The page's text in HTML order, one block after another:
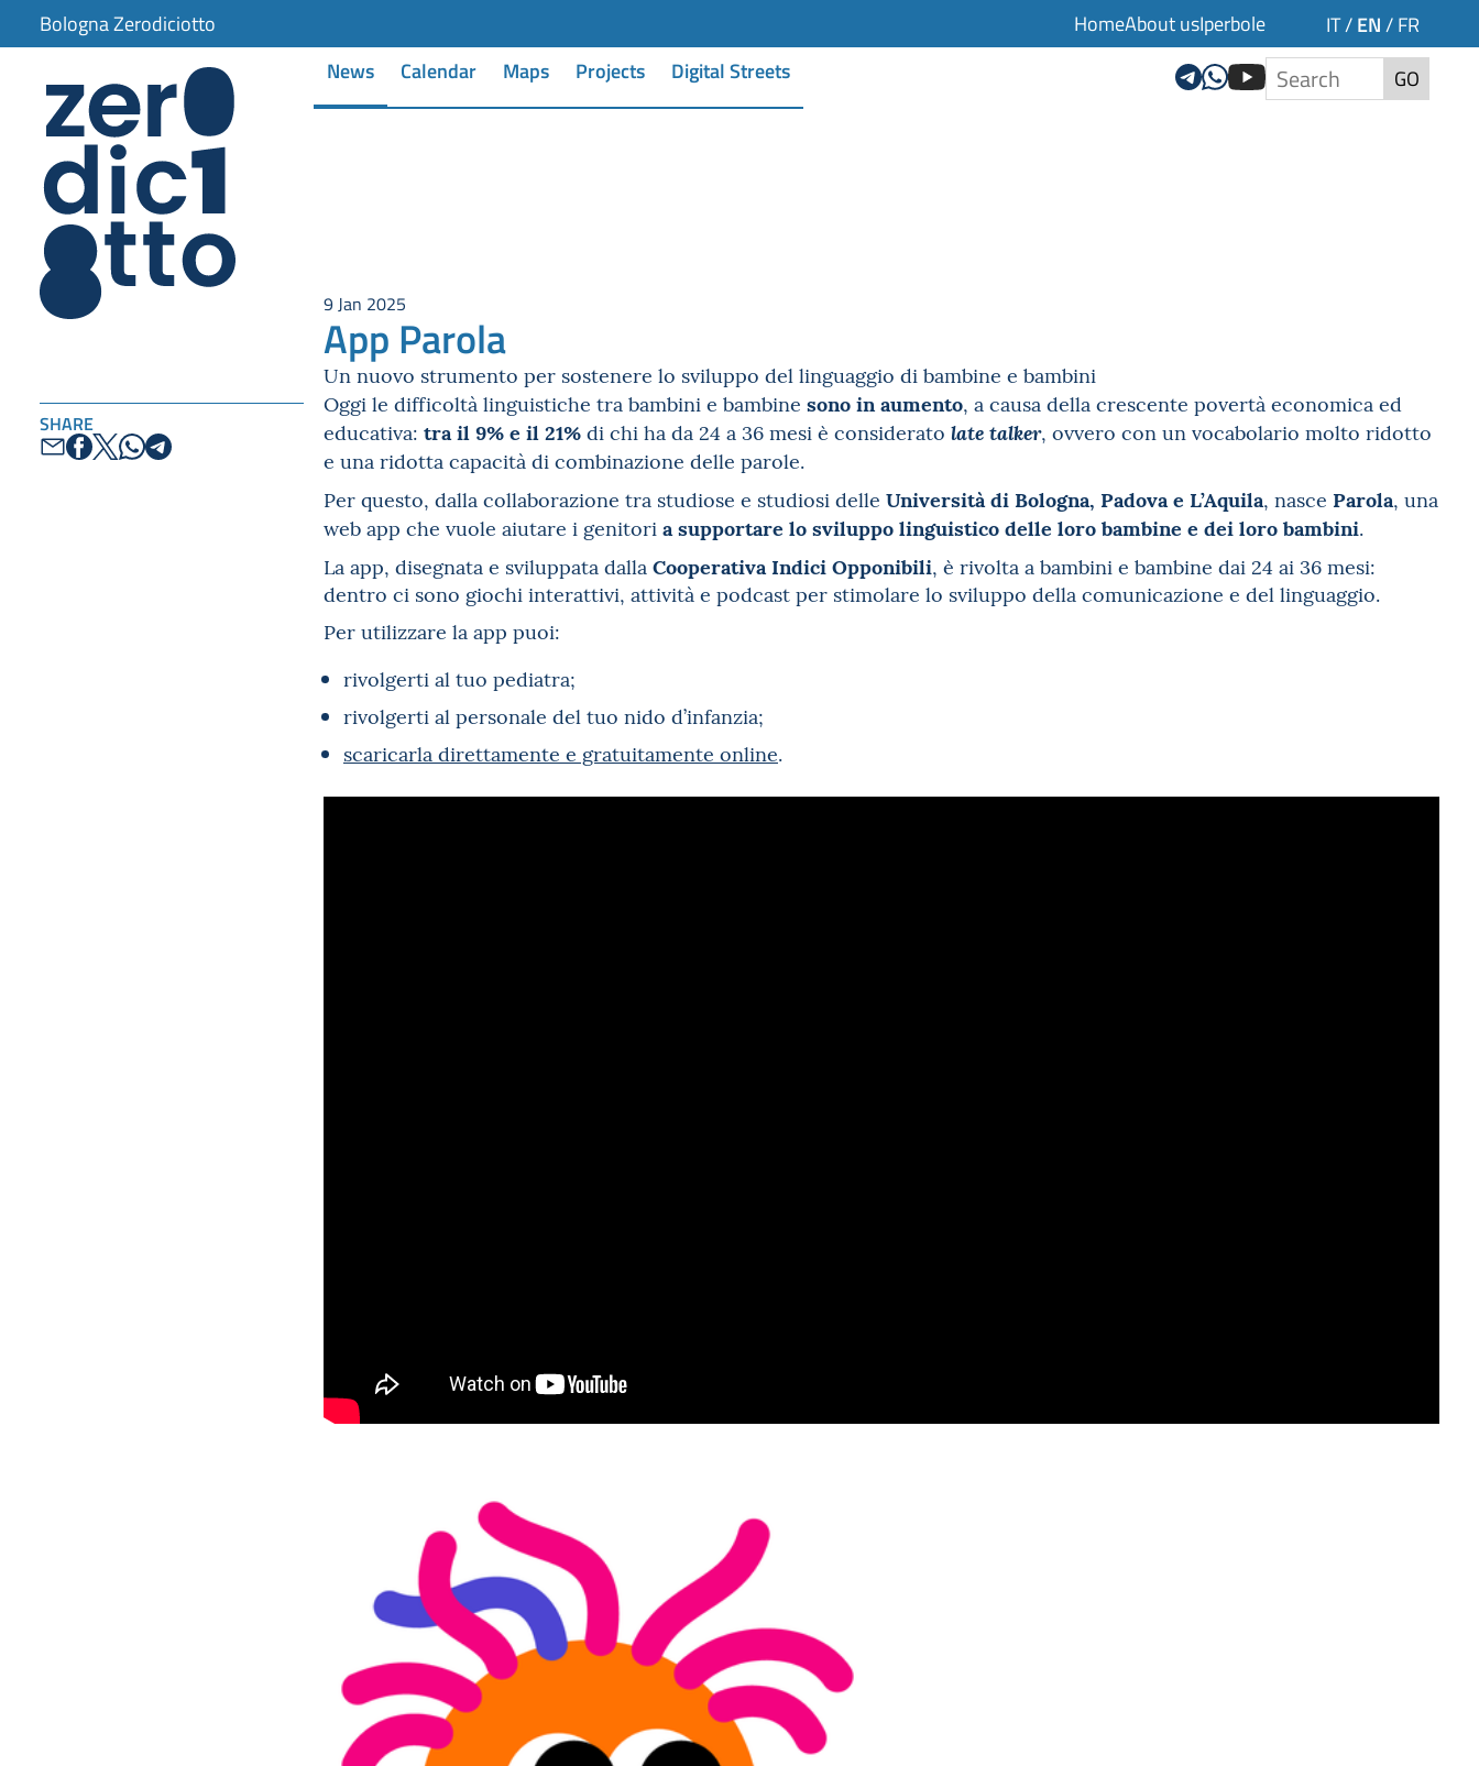
Bologna Zerodiciotto HomeAbout usIperbole IT/ EN / FR
News Calendar Maps Projects Digital Streets GO
SHARE
9 Jan 2025
App Parola
Un nuovo strumento per sostenere lo sviluppo del linguaggio di bambine e bambini
Oggi le difficoltà linguistiche tra bambini e bambine sono in aumento, a causa della crescente povertà economica ed
educativa: tra il 9% e il 21% di chi ha da 24 a 36 mesi è considerato late talker, ovvero con un vocabolario molto ridotto
e una ridotta capacità di combinazione delle parole.
Per questo, dalla collaborazione tra studiose e studiosi delle Università di Bologna, Padova e L’Aquila, nasce Parola, una
web app che vuole aiutare i genitori a supportare lo sviluppo linguistico delle loro bambine e dei loro bambini.
La app, disegnata e sviluppata dalla Cooperativa Indici Opponibili, è rivolta a bambini e bambine dai 24 ai 36 mesi:
dentro ci sono giochi interattivi, attività e podcast per stimolare lo sviluppo della comunicazione e del linguaggio.
Per utilizzare la app puoi:
rivolgerti al tuo pediatra;
rivolgerti al personale del tuo nido d’infanzia;
scaricarla direttamente e gratuitamente online.